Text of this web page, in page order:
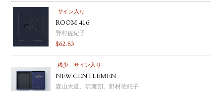
サイン入り
ROOM 416
野村佐紀子
$62.83
稀少 サイン入り
NEW GENTLEMEN
森山大道、沢渡朔、野村佐紀子